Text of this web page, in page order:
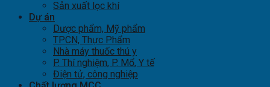
Sản xuất lọc khí
Dự án
Dược phẩm, Mỹ phẩm
TPCN, Thực Phẩm
Nhà máy thuốc thú y
P. Thí nghiệm, P. Mổ, Y tế
Điện tử, công nghiệp